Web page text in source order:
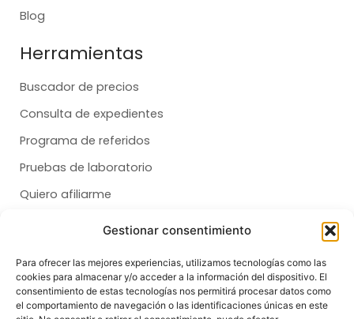
Gestionar consentimiento
Para ofrecer las mejores experiencias, utilizamos tecnologías como las
cookies para almacenar y/o acceder a la información del dispositivo. El
consentimiento de estas tecnologías nos permitirá procesar datos como
el comportamiento de navegación o las identificaciones únicas en este
Blog
Herramientas
Buscador de precios
Consulta de expedientes
Programa de referidos
Pruebas de laboratorio
Quiero afiliarme
Dental
Salud